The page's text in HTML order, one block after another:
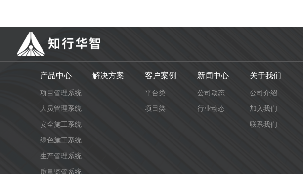
产品中心
项目管理系统
人员管理系统
安全施工系统
绿色施工系统
生产管理系统
质量监管系统
解决方案 客户案例
平台类
项目类
新闻中心
公司动态
行业动态
关于我们
公司介绍
加入我们
联系我们